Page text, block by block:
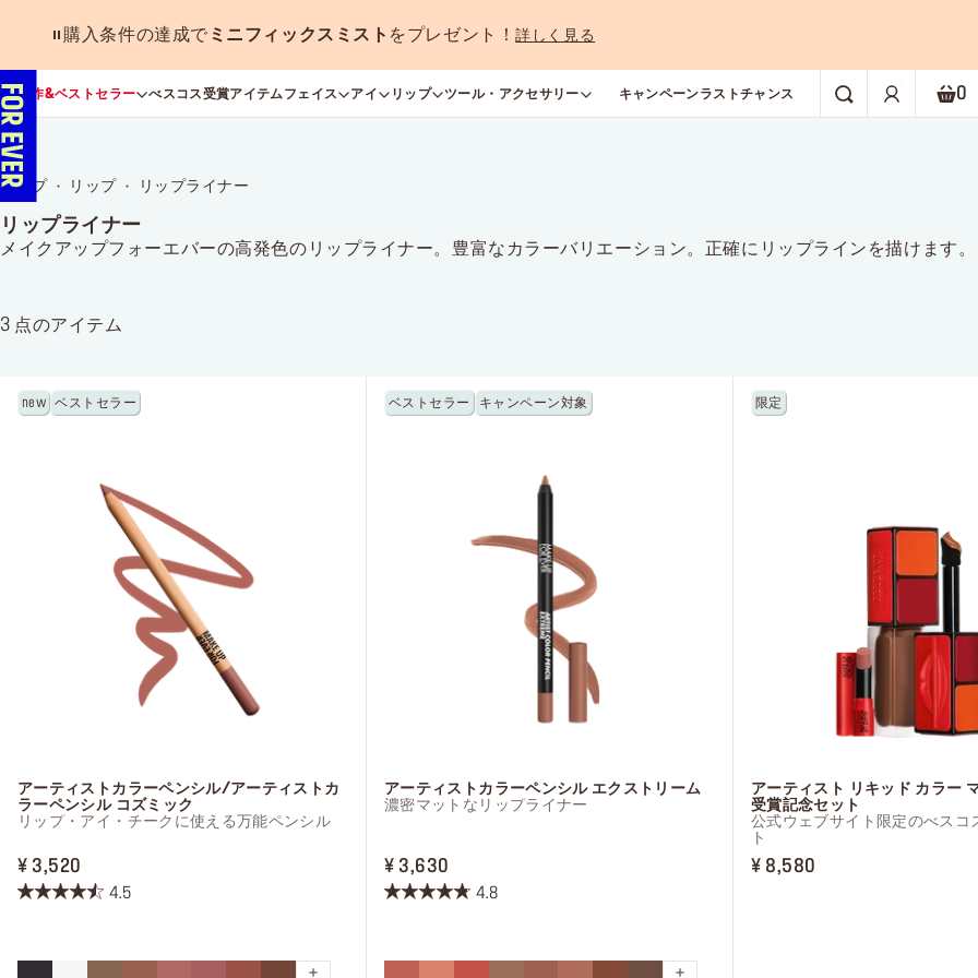
購入条件の達成で ミニフィックスミスト をプレゼント！詳しく見る
新作&ベストセラー べスコス受賞アイテム フェイス アイ リップ ツール・アクセサリー キャンペーンラストチャンス
検索 シ
0
トップ リップ リップライナー
リップライナー
メイクアップフォーエバーの高発色のリップライナー。豊富なカラーバリエーション。正確にリップラインを描けます。
3 点のアイテム
new ベストセラー
アーティストカラーペンシル/アーティストカ
ラーペンシル コズミック
リップ・アイ・チークに使える万能ペンシル
¥ 3,520
4.5
星
ベストセラー キャンペーン対象
アーティストカラーペンシル エクストリーム
濃密マットなリップライナー
¥ 3,630
4.8
星
限定
アーティスト リキッド カラー
受賞記念セット
公式ウェブサイト限定のべスコ
ト
¥ 8,580